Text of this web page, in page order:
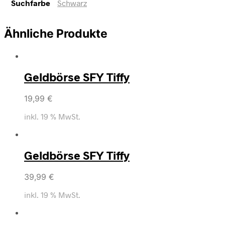
Suchfarbe Schwarz
Ähnliche Produkte
Geldbörse SFY Tiffy
19,99 €
inkl. 19 % MwSt.
Geldbörse SFY Tiffy
39,99 €
inkl. 19 % MwSt.